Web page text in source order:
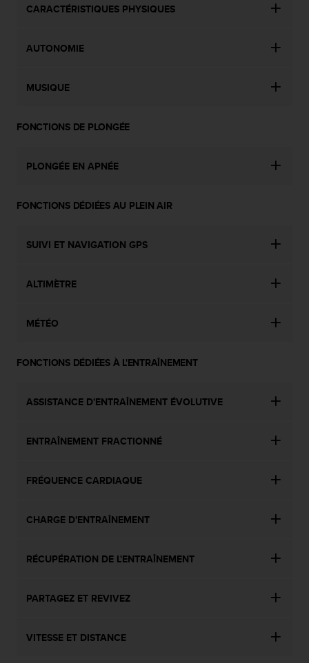
CARACTÉRISTIQUES PHYSIQUES
AUTONOMIE
MUSIQUE
FONCTIONS DE PLONGÉE
PLONGÉE EN APNÉE
FONCTIONS DÉDIÉES AU PLEIN AIR
SUIVI ET NAVIGATION GPS
ALTIMÈTRE
MÉTÉO
FONCTIONS DÉDIÉES À L'ENTRAÎNEMENT
ASSISTANCE D'ENTRAÎNEMENT ÉVOLUTIVE
ENTRAÎNEMENT FRACTIONNÉ
FRÉQUENCE CARDIAQUE
CHARGE D'ENTRAÎNEMENT
RÉCUPÉRATION DE L'ENTRAÎNEMENT
PARTAGEZ ET REVIVEZ
VITESSE ET DISTANCE